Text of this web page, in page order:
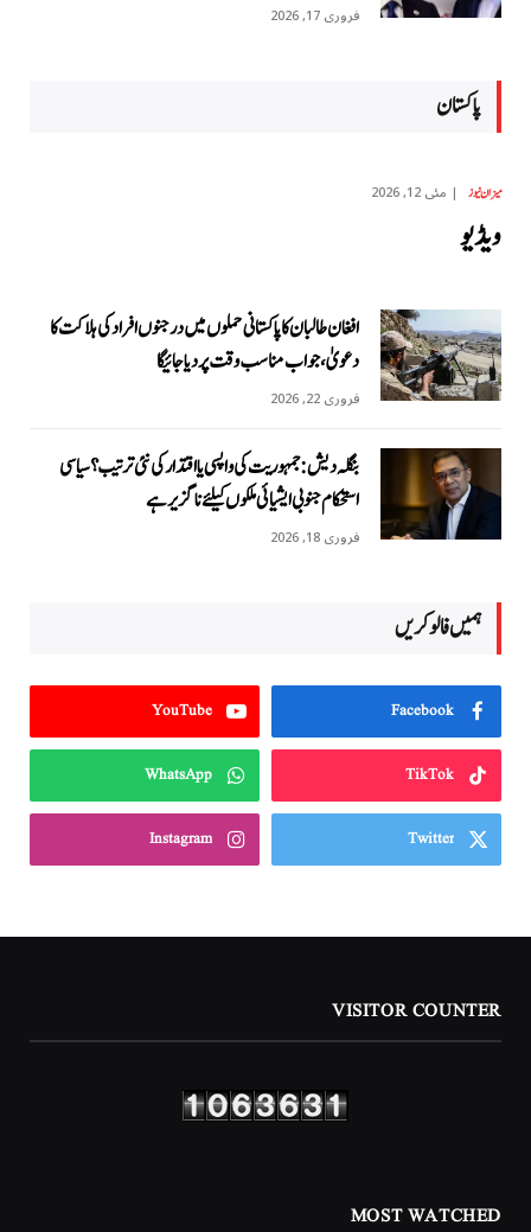
فروری 17, 2026
پاکستان
میزان نیوز مئی 12, 2026
ویڈیو
افغان طالبان کا پاکستانی حملوں میں درجنوں افراد کی ہلاکت کا
دعویٰ، جواب مناسب وقت پر دیا جائیگا
فروری 22, 2026
بنگلہ دیش: جمہوریت کی واپسی یا اقتدار کی نئی ترتیب؟ سیاسی
استحکام جنوبی ایشیائی ملکوں کیلئے ناگزیر ہے
فروری 18, 2026
ہمیں فالو کریں
Facebook
YouTube
TikTok
WhatsApp
Twitter
Instagram
VISITOR COUNTER
MOST WATCHED